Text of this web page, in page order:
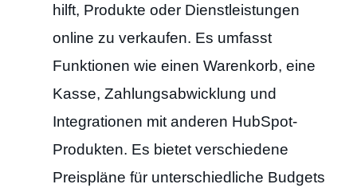
hilft, Produkte oder Dienstleistungen
online zu verkaufen. Es umfasst
Funktionen wie einen Warenkorb, eine
Kasse, Zahlungsabwicklung und
Integrationen mit anderen HubSpot-
Produkten. Es bietet verschiedene
Preispläne für unterschiedliche Budgets